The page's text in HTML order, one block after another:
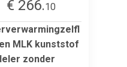
€ 266.10
MLK kunststof
zonder